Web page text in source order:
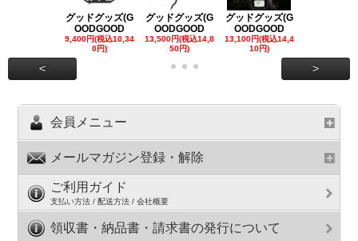
グッドグッズ(G
OODGOOD
9,400円(税込10,34
0円)
グッドグッズ(G
OODGOOD
13,500円(税込14,8
50円)
グッドグッズ(G
OODGOOD
13,100円(税込14,4
10円)
< >
会員メニュー
メールマガジン登録・解除
ご利用ガイド
支払い方法 / 配送方法 / 会社概要
領収書・納品書・請求書の発行について